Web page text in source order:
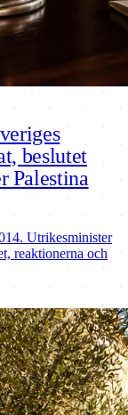
beslutet
Palestina
Utrikesminister
reaktionerna och